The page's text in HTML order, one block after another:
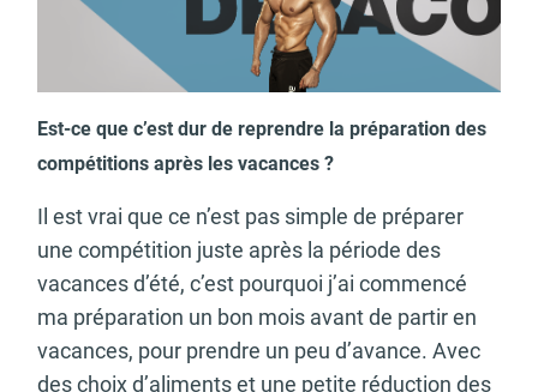
Est-ce que c’est dur de reprendre la préparation des
compétitions après les vacances ?
Il est vrai que ce n’est pas simple de préparer
une compétition juste après la période des
vacances d’été, c’est pourquoi j’ai commencé
ma préparation un bon mois avant de partir en
vacances, pour prendre un peu d’avance. Avec
des choix d’aliments et une petite réduction des